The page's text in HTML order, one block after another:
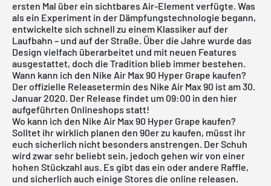
ersten Mal über ein sichtbares Air-Element verfügte. Was
als ein Experiment in der Dämpfungstechnologie begann,
entwickelte sich schnell zu einem Klassiker auf der
Laufbahn – und auf der Straße. Über die Jahre wurde das
Design vielfach überarbeitet und mit neuen Features
ausgestattet, doch die Tradition blieb immer bestehen.
Wann kann ich den Nike Air Max 90 Hyper Grape kaufen?
Der offizielle Releasetermin des Nike Air Max 90 ist am 30.
Januar 2020. Der Release findet um 09:00 in den hier
aufgeführten Onlineshops statt!
Wo kann ich den Nike Air Max 90 Hyper Grape kaufen?
Solltet ihr wirklich planen den 90er zu kaufen, müsst ihr
euch sicherlich nicht besonders anstrengen. Der Schuh
wird zwar sehr beliebt sein, jedoch gehen wir von einer
hohen Stückzahl aus. Es gibt das ein oder andere Raffle,
und sicherlich auch einige Stores die online releasen.